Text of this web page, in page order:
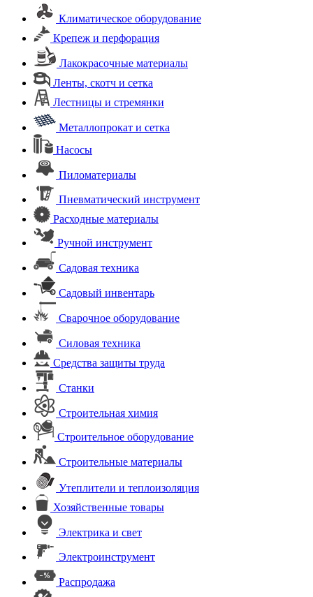
Климатическое оборудование
Крепеж и перфорация
Лакокрасочные материалы
Ленты, скотч и сетка
Лестницы и стремянки
Металлопрокат и сетка
Насосы
Пиломатериалы
Пневматический инструмент
Расходные материалы
Ручной инструмент
Садовая техника
Садовый инвентарь
Сварочное оборудование
Силовая техника
Средства защиты труда
Станки
Строительная химия
Строительное оборудование
Строительные материалы
Утеплители и теплоизоляция
Хозяйственные товары
Электрика и свет
Электроинструмент
Распродажа